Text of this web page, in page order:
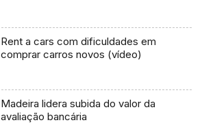
Rent a cars com dificuldades em
comprar carros novos (vídeo)
Madeira lidera subida do valor da
avaliação bancária